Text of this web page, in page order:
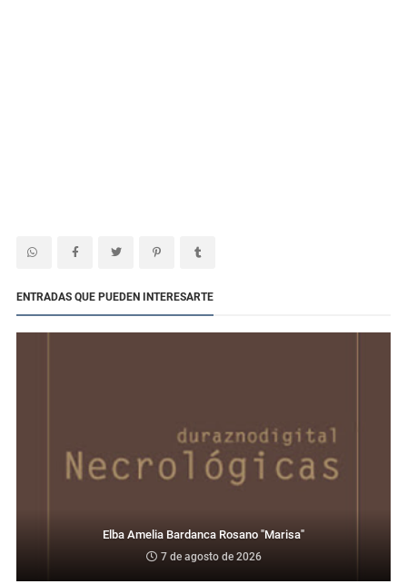
ENTRADAS QUE PUEDEN INTERESARTE
Elba Amelia Bardanca Rosano "Marisa"
7 de agosto de 2026